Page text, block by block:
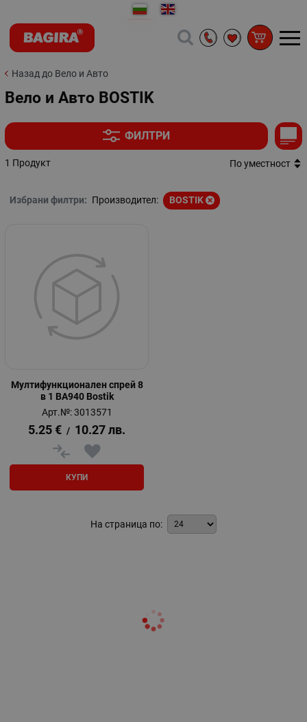
Назад до Вело и Авто
Вело и Авто BOSTIK
ФИЛТРИ
1 Продукт По уместност
Избрани филтри: Производител: BOSTIK
Мултифункционален спрей 8
в 1 BA940 Bostik
Арт.№: 3013571
5.25 € / 10.27 лв.
КУПИ
На страница по: